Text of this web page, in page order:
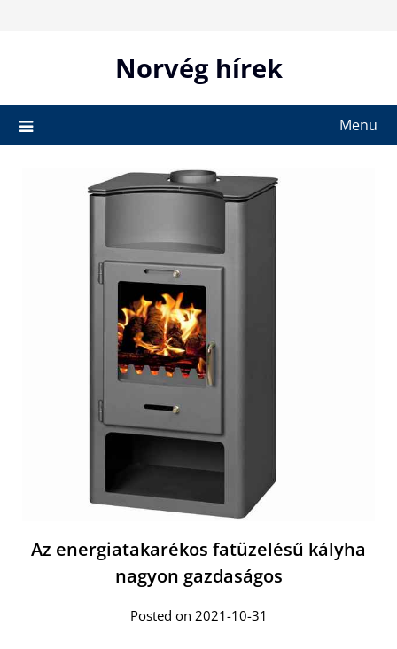
Norvég hírek
Menu
Az energiatakarékos fatüzelésű kályha
nagyon gazdaságos
Posted on 2021-10-31